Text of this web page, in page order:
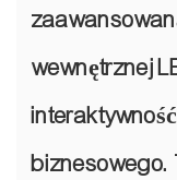
wewnętrznej
biznesowego.